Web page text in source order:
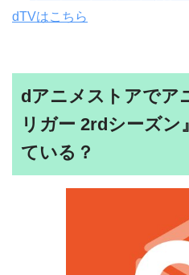
dTVはこちら
dアニメストアでア
リガー 2rdシーズン
ている？